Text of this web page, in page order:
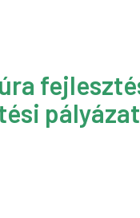
pályázat